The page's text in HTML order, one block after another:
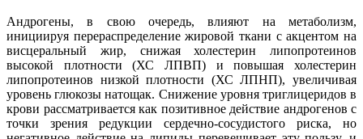
Андрогены, в свою очередь, влияют на метаболизм,
инициируя перераспределение жировой ткани с акцентом на
висцеральный жир, снижая холестерин липопротеинов
высокой плотности (ХС ЛПВП) и повышая холестерин
липопротеинов низкой плотности (ХС ЛПНП), увеличивая
уровень глюкозы натощак. Снижение уровня триглицеридов в
крови рассматривается как позитивное действие андрогенов с
точки зрения редукции сердечно-сосудистого риска, но